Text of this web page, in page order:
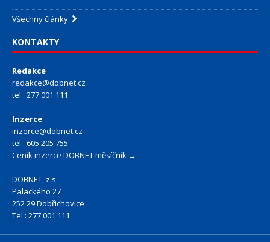
Všechny články
KONTAKTY
Redakce
redakce@dobnet.cz
tel.: 277 001 111
Inzerce
inzerce@dobnet.cz
tel.: 605 205 755
Ceník inzerce DOBNET měsíčník →
DOBNET, z.s.
Palackého 27
252 29 Dobřichovice
Tel.: 277 001 111